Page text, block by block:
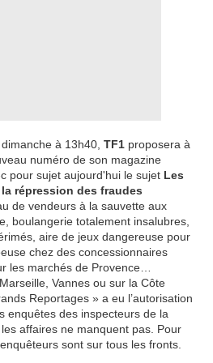
à 13h40, TF1 proposera à
numéro de son magazine
pour sujet aujourd'hui le sujet Les
répression des fraudes
de vendeurs à la sauvette aux
boulangerie totalement insalubres,
aire de jeux dangereuse pour
chez des concessionnaires
les marchés de Provence…
Vannes ou sur la Côte
Reportages » a eu l’autorisation
enquêtes des inspecteurs de la
affaires ne manquent pas. Pour
sont sur tous les fronts.